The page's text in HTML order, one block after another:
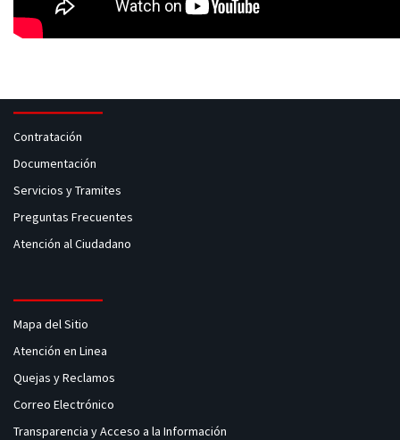
Contratación
Documentación
Servicios y Tramites
Preguntas Frecuentes
Atención al Ciudadano
Mapa del Sitio
Atención en Linea
Quejas y Reclamos
Correo Electrónico
Transparencia y Acceso a la Información